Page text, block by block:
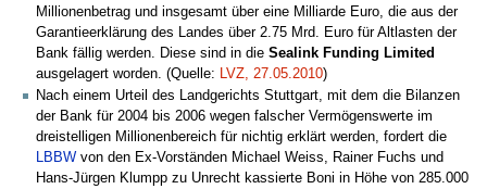
Millionenbetrag und insgesamt über eine Milliarde Euro, die aus der
Garantieerklärung des Landes über 2.75 Mrd. Euro für Altlasten der
Bank fällig werden. Diese sind in die Sealink Funding Limited
ausgelagert worden. (Quelle:
LVZ, 27.05.2010)
Nach einem Urteil des Landgerichts Stuttgart, mit dem die Bilanzen
der Bank für 2004 bis 2006 wegen falscher Vermögenswerte im
dreistelligen Millionenbereich für nichtig erklärt werden, fordert die
LBBW von den Ex-Vorständen Michael Weiss, Rainer Fuchs und
Hans-Jürgen Klumpp zu Unrecht kassierte Boni in Höhe von 285.000